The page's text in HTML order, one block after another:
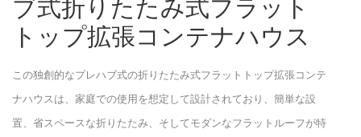
ブ式折りたたみ式フラット
トップ拡張コンテナハウス
この独創的なプレハブ式の折りたたみ式フラットトップ拡張コンテ
ナハウスは、家庭での使用を想定して設計されており、簡単な設
置、省スペースな折りたたみ、そしてモダンなフラットルーフが特